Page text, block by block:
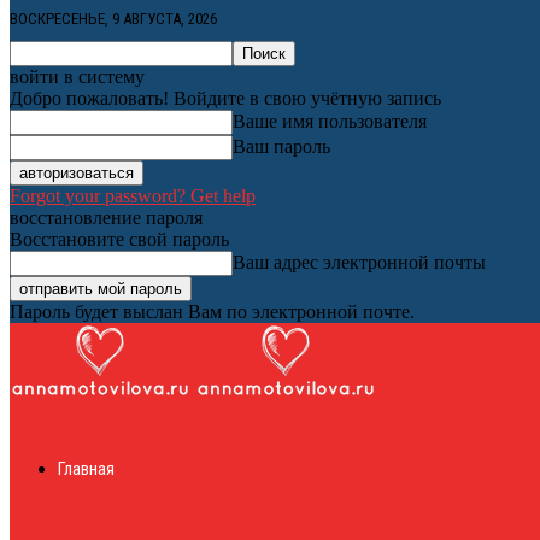
ВОСКРЕСЕНЬЕ, 9 АВГУСТА, 2026
войти в систему
Добро пожаловать! Войдите в свою учётную запись
Ваше имя пользователя
Ваш пароль
Forgot your password? Get help
восстановление пароля
Восстановите свой пароль
Ваш адрес электронной почты
Пароль будет выслан Вам по электронной почте.
Главная